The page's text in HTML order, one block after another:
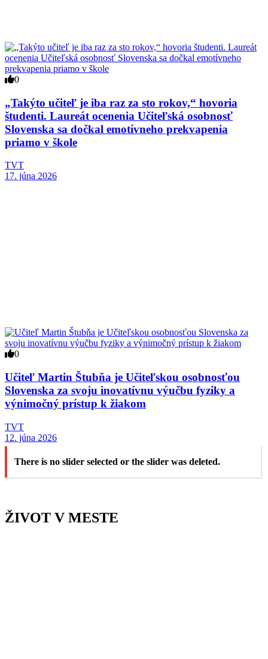
0
„Takýto učiteľ je iba raz za sto rokov,“ hovoria
študenti. Laureát ocenenia Učiteľská osobnosť
Slovenska sa dočkal emotívneho prekvapenia
priamo v škole
TVT
17. júna 2026
0
Učiteľ Martin Štubňa je Učiteľskou osobnosťou
Slovenska za svoju inovatívnu výučbu fyziky a
výnimočný prístup k žiakom
TVT
12. júna 2026
There is no slider selected or the slider was deleted.
ŽIVOT V MESTE